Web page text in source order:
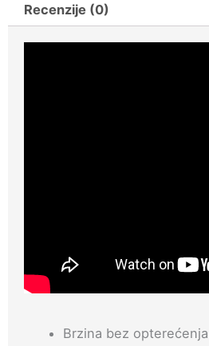
Recenzije (0)
Brzina bez